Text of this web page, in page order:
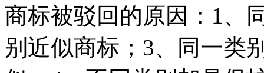
商标被驳回的原因：1、
别近似商标；3、同一类